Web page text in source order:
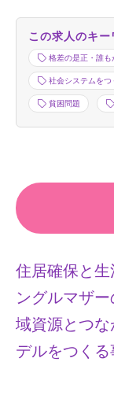
この求人のキー
格差の是正・誰も
社会システムをつ
貧困問題
住居確保と
ングルマザ
域資源とつ
デルをつくる